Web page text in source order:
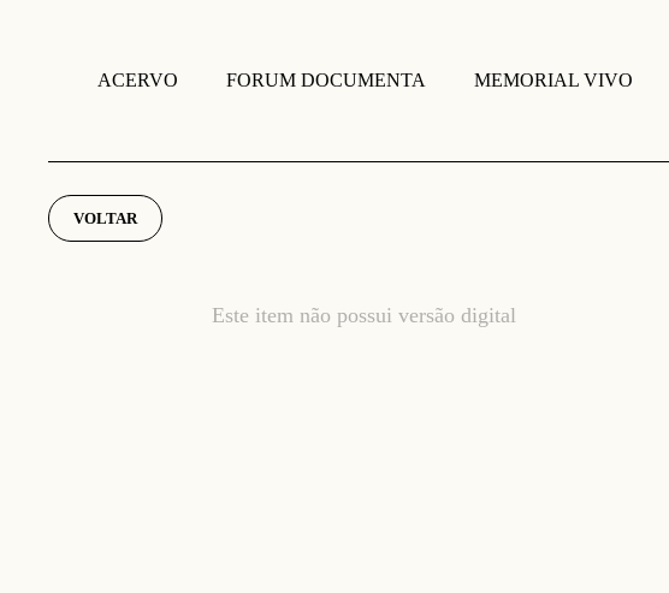
ACERVO FORUM DOCUMENTA MEMORIAL VIVO
VOLTAR
Este item não possui versão digital